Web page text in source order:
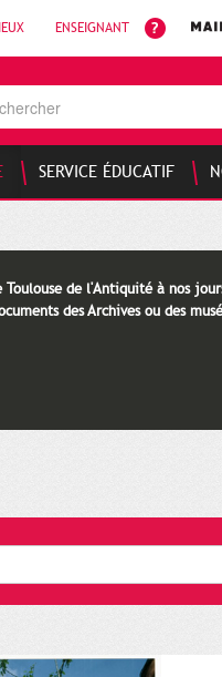
ENSEIGNANT
SERVICE ÉDUCATIF
Toulouse de l'Antiquité à nos
des Archives ou des